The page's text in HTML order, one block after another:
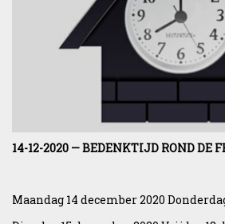
14-12-2020 —BEDENKTIJD ROND DE
Maandag 14 december 2020